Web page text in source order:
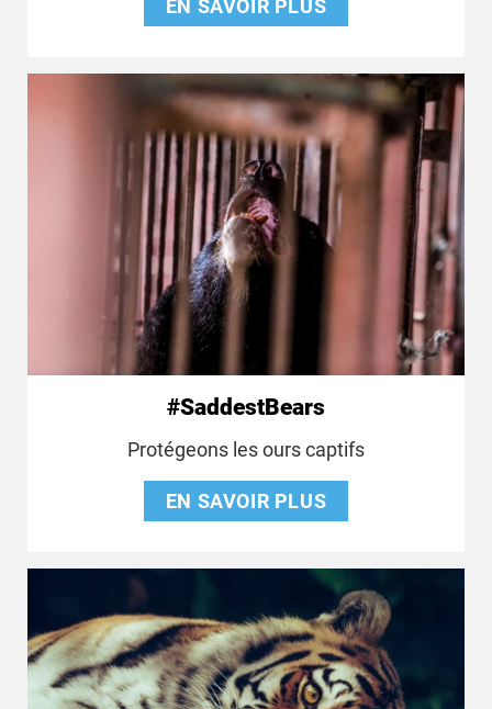
EN SAVOIR PLUS
#SaddestBears
Protégeons les ours captifs
EN SAVOIR PLUS